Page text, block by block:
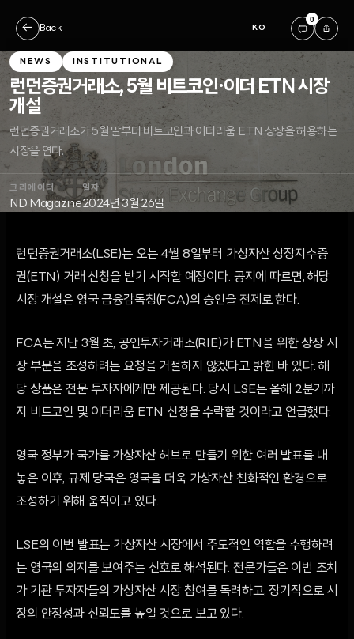
← Back KO
0
NEWS INSTITUTIONAL
런던증권거래소, 5월 비트코인·이더 ETN 시장
개설
런던증권거래소가 5월 말부터 비트코인과 이더리움 ETN 상장을 허용하는
시장을 연다.
크리에이터
ND Magazine
일자
2024년 3월 26일
런던증권거래소(LSE)는 오는 4월 8일부터 가상자산 상장지수증
권(ETN) 거래 신청을 받기 시작할 예정이다. 공지에 따르면, 해당
시장 개설은 영국 금융감독청(FCA)의 승인을 전제로 한다.
FCA는 지난 3월 초, 공인투자거래소(RIE)가 ETN을 위한 상장 시
장 부문을 조성하려는 요청을 거절하지 않겠다고 밝힌 바 있다. 해
당 상품은 전문 투자자에게만 제공된다. 당시 LSE는 올해 2분기까
지 비트코인 및 이더리움 ETN 신청을 수락할 것이라고 언급했다.
영국 정부가 국가를 가상자산 허브로 만들기 위한 여러 발표를 내
놓은 이후, 규제 당국은 영국을 더욱 가상자산 친화적인 환경으로
조성하기 위해 움직이고 있다.
LSE의 이번 발표는 가상자산 시장에서 주도적인 역할을 수행하려
는 영국의 의지를 보여주는 신호로 해석된다. 전문가들은 이번 조치
가 기관 투자자들의 가상자산 시장 참여를 독려하고, 장기적으로 시
장의 안정성과 신뢰도를 높일 것으로 보고 있다.